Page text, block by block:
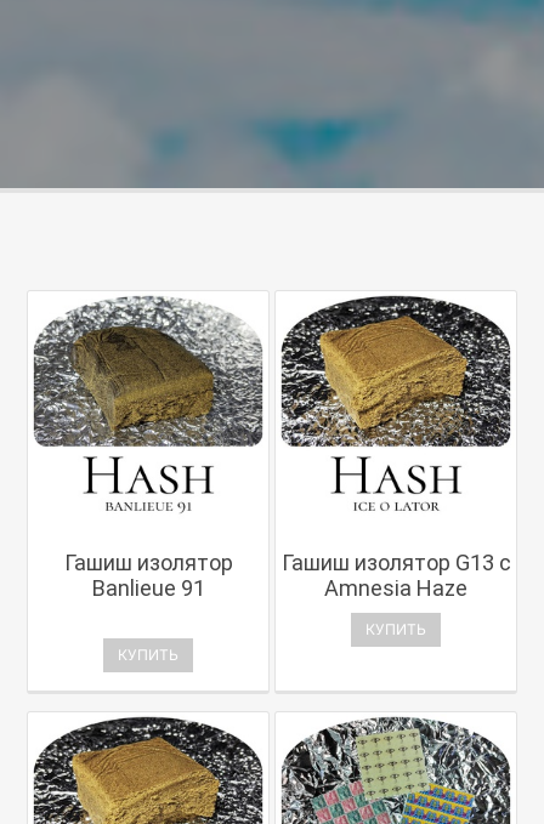
Гашиш изолятор
Banlieue 91
КУПИТЬ
Гашиш изолятор G13 с
Amnesia Haze
КУПИТЬ